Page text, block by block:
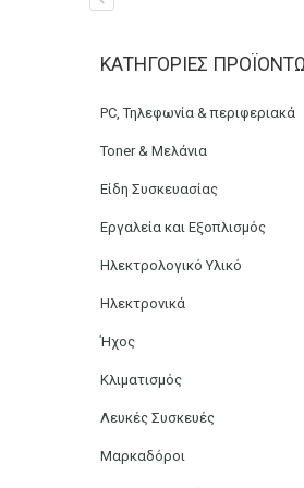
Μολύβι
ΚΑΤΗΓΟΡΊΕΣ
PC, Τηλεφωνία & περιφεριακά
Toner & Μελάνια
Είδη Συσκευασίας
Εργαλεία και Εξοπλισμός
Ηλεκτρολογικό Υλικό
Ηλεκτρονικά
Ήχος
Κλιματισμός
Λευκές Συσκευές
Μαρκαδόροι